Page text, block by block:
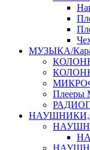
МУЗЫКА/
Плееры